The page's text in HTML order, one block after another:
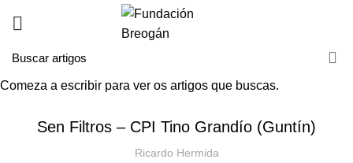
NOVAS
Sen Filtros – CPI Tino Grandío (Guntín)
Ricardo Hermida
Comeza a escribir para ver os artigos que buscas.